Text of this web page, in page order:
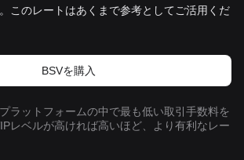
このレートはあくまで参考としてご活用くだ
BSVを‌購入
ラットフォームの中で最も低い取引手数料を
レベルが高ければ高いほど、より有利なレー